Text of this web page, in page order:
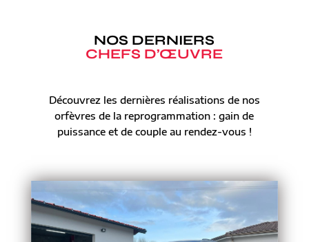
NOS DERNIERS
CHEFS D’ŒUVRE
Découvrez les dernières réalisations de nos
orfèvres de la reprogrammation : gain de
puissance et de couple au rendez-vous !